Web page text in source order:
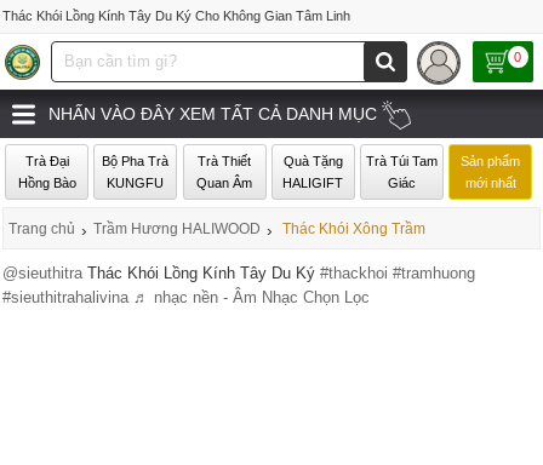
Thác Khói Lồng Kính Tây Du Ký Cho Không Gian Tâm Linh
0
NHẤN VÀO ĐÂY XEM TẤT CẢ DANH MỤC
Trà Đại
Hồng Bào
Bộ Pha Trà
KUNGFU
Trà Thiết
Quan Âm
Quà Tặng
HALIGIFT
Trà Túi Tam
Giác
Sản phẩm
mới nhất
Trang chủ › Trầm Hương HALIWOOD › Thác Khói Xông Trầm
@sieuthitraThác Khói Lồng Kính Tây Du Ký#thackhoi #tramhuong
#sieuthitrahalivina ♬ nhạc nền - Âm Nhạc Chọn Lọc